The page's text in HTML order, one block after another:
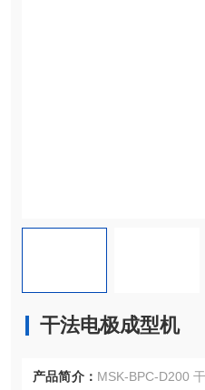
干法电极成型机
产品简介： MSK-BPC-D200